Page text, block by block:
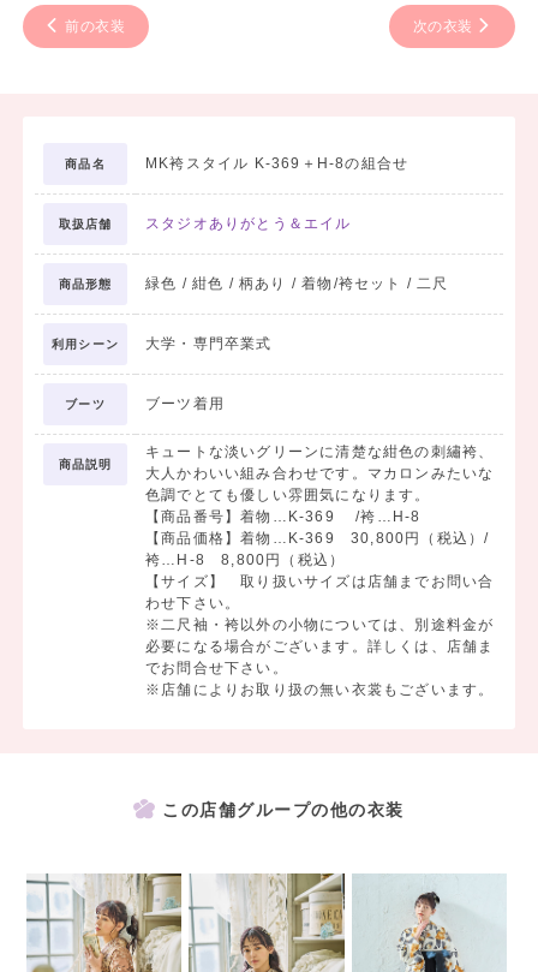
前の衣装 次の衣装
商品名 MK袴スタイル K-369＋H-8の組合せ
取扱店舗 スタジオありがとう＆エイル
商品形態 緑色 / 紺色 / 柄あり / 着物/袴セット / 二尺
利用シーン 大学・専門卒業式
ブーツ ブーツ着用
商品説明
キュートな淡いグリーンに清楚な紺色の刺繡袴、
大人かわいい組み合わせです。マカロンみたいな
色調でとても優しい雰囲気になります。
【商品番号】着物…K-369 /袴…H-8
【商品価格】着物…K-369 30,800円（税込）/
袴…H-8 8,800円（税込）
【サイズ】 取り扱いサイズは店舗までお問い合
わせ下さい。
※二尺袖・袴以外の小物については、別途料金が
必要になる場合がございます。詳しくは、店舗ま
でお問合せ下さい。
※店舗によりお取り扱の無い衣裳もございます。
この店舗グループの他の衣装